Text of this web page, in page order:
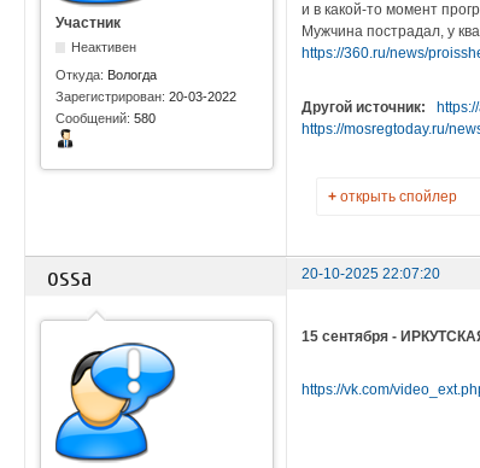
Участник
Неактивен
Откуда: Вологда
Зарегистрирован:20-03-2022
Сообщений:580
и в какой-то момент
Мужчина пострадал, у
https://360.ru/news/
Другой источник:
https://mosregtoday.ru/
+ открыть спойлер
ossa 20-10-2025 22:07:20
15 сентября -
https://vk.com/